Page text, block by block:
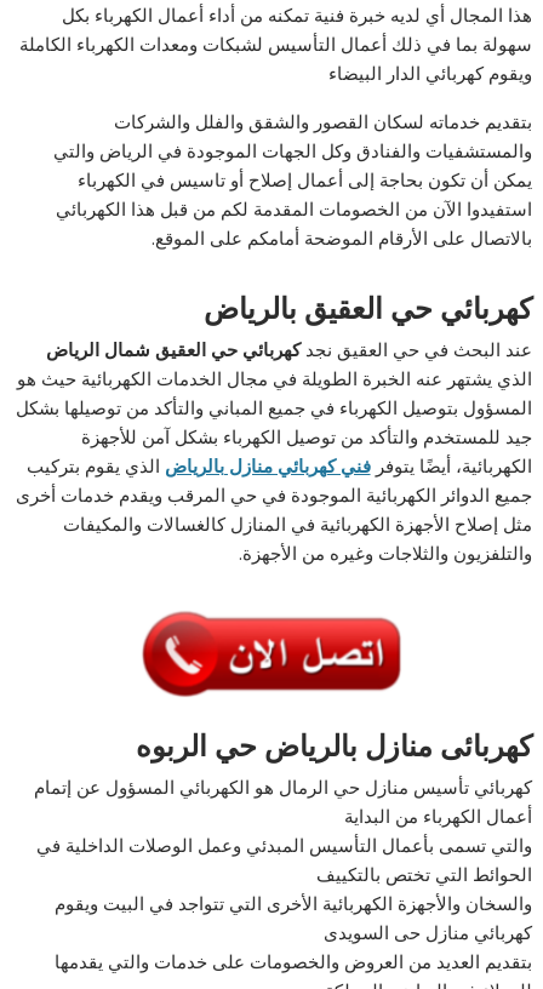
هذا المجال أي لديه خبرة فنية تمكنه من أداء أعمال الكهرباء بكل
سهولة بما في ذلك أعمال التأسيس لشبكات ومعدات الكهرباء الكاملة
ويقوم كهربائي الدار البيضاء
بتقديم خدماته لسكان القصور والشقق والفلل والشركات
والمستشفيات والفنادق وكل الجهات الموجودة في الرياض والتي
يمكن أن تكون بحاجة إلى أعمال إصلاح أو تاسيس في الكهرباء
استفيدوا الآن من الخصومات المقدمة لكم من قبل هذا الكهربائي
بالاتصال على الأرقام الموضحة أمامكم على الموقع.
كهربائي حي العقيق بالرياض
عند البحث في حي العقيق نجدكهربائي حي العقيق شمال الرياض
الذي يشتهر عنه الخبرة الطويلة في مجال الخدمات الكهربائية حيث هو
المسؤول بتوصيل الكهرباء في جميع المباني والتأكد من توصيلها بشكل
جيد للمستخدم والتأكد من توصيل الكهرباء بشكل آمن للأجهزة
الكهربائية، أيضًا يتوفرفني كهربائي منازل بالرياض الذي يقوم بتركيب
جميع الدوائر الكهربائية الموجودة في حي المرقب ويقدم خدمات أخرى
مثل إصلاح الأجهزة الكهربائية في المنازل كالغسالات والمكيفات
والتلفزيون والثلاجات وغيره من الأجهزة.
كهربائى منازل بالرياض حي الربوه
كهربائي تأسيس منازل حي الرمال هو الكهربائي المسؤول عن إتمام
أعمال الكهرباء من البداية
والتي تسمى بأعمال التأسيس المبدئي وعمل الوصلات الداخلية في
الحوائط التي تختص بالتكييف
والسخان والأجهزة الكهربائية الأخرى التي تتواجد في البيت ويقوم
كهربائي منازل حى السويدى
بتقديم العديد من العروض والخصومات على خدمات والتي يقدمها